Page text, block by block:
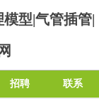
型|气管插管|
招聘 联系